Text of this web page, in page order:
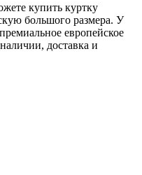
купить куртку
большого размера. У
европейское
доставка и